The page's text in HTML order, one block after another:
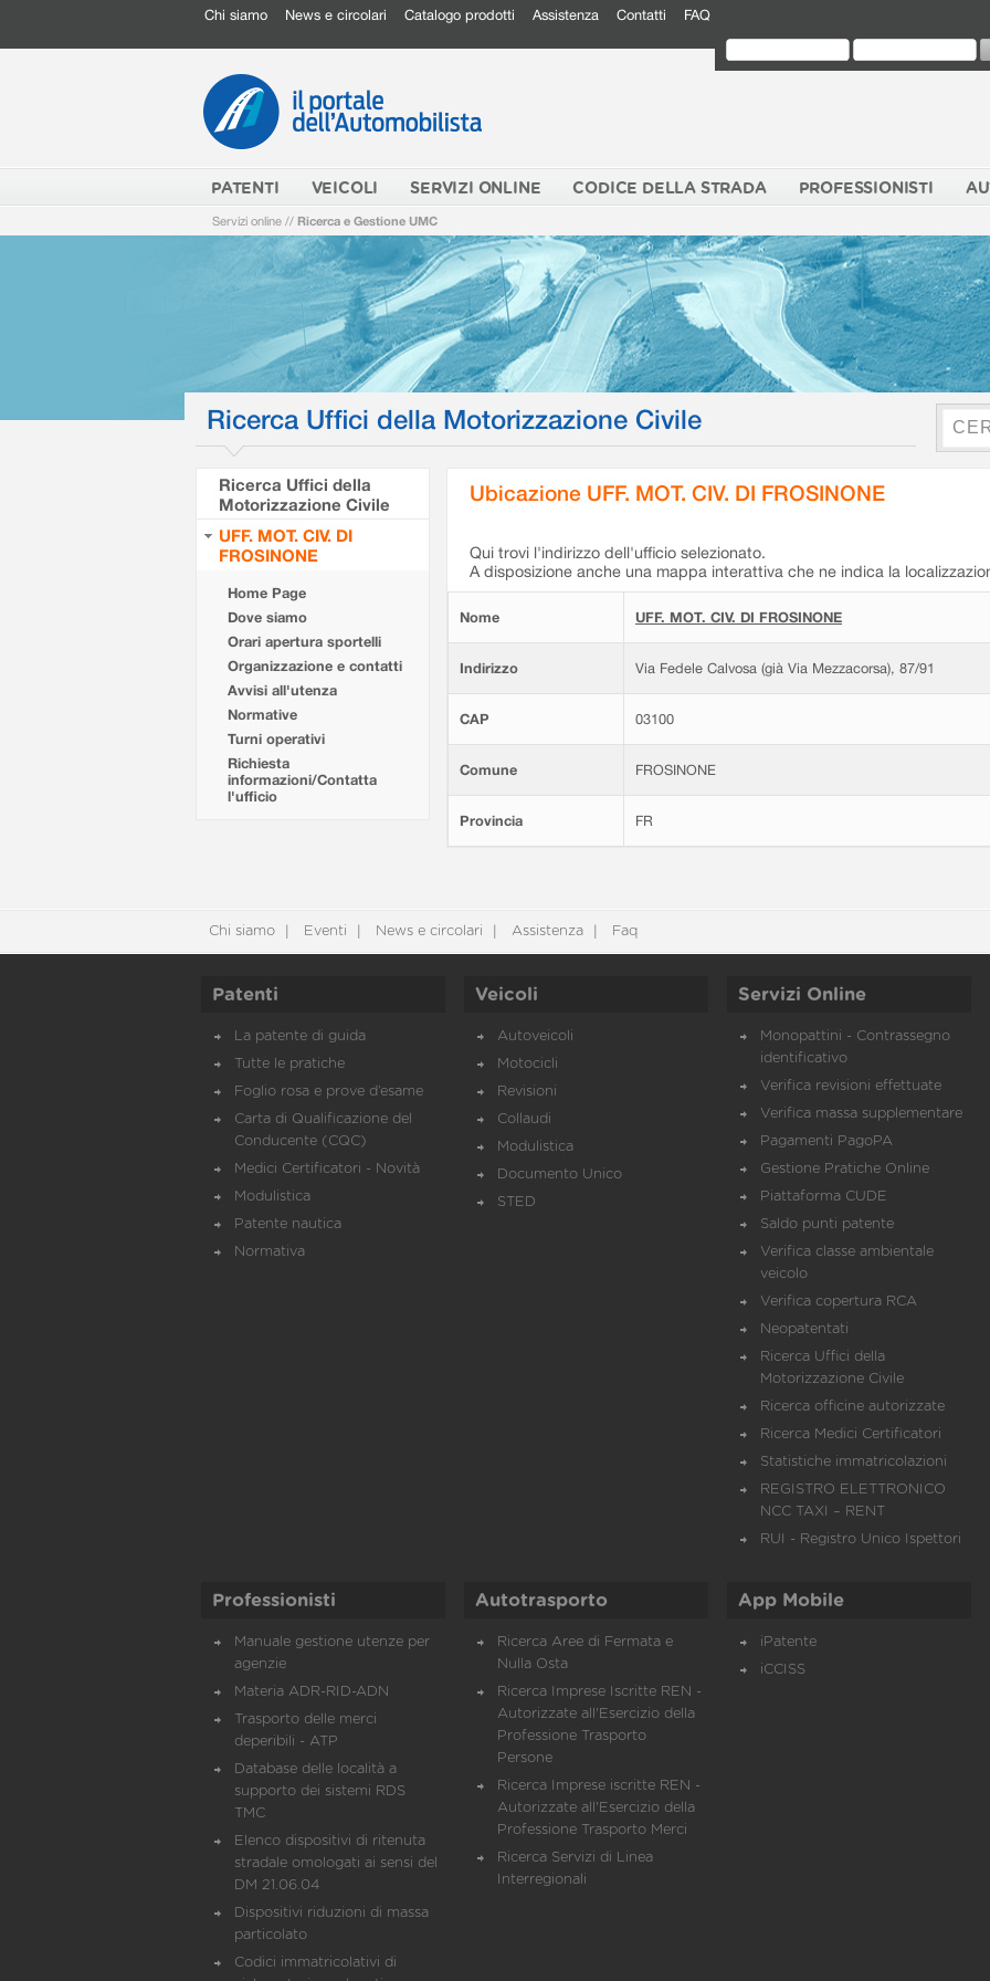
Chi siamo News e circolari Catalogo prodotti Assistenza Contatti FAQ
PATENTI VEICOLI SERVIZI ONLINE CODICE DELLA STRADA PROFESSIONISTI
Servizi online // Ricerca e Gestione UMC
Ricerca Uffici della Motorizzazione Civile
Ricerca Uffici della
Motorizzazione Civile
UFF. MOT. CIV. DI
FROSINONE
Home Page
Dove siamo
Orari apertura sportelli
Organizzazione e contatti
Avvisi all'utenza
Normative
Turni operativi
Richiesta
informazioni/Contatta
l'ufficio
Ubicazione UFF. MOT. CIV. DI FROSINONE
Qui trovi l'indirizzo dell'ufficio selezionato.
A disposizione anche una mappa interattiva che ne indica la
Nome UFF. MOT. CIV. DI FROSINONE
Indirizzo Via Fedele Calvosa (già Via Mezzacorsa), 87/91
CAP 03100
Comune FROSINONE
Provincia FR
Chi siamo Eventi News e circolari Assistenza Faq
Patenti
La patente di guida
Tutte le pratiche
Foglio rosa e prove d’esame
Carta di Qualificazione del
Conducente (CQC)
Medici Certificatori - Novità
Modulistica
Patente nautica
Normativa
Veicoli
Autoveicoli
Motocicli
Revisioni
Collaudi
Modulistica
Documento Unico
STED
Servizi Online
Monopattini - Contrassegno
identificativo
Verifica revisioni effettuate
Verifica massa supplementare
Pagamenti PagoPA
Gestione Pratiche Online
Piattaforma CUDE
Saldo punti patente
Verifica classe ambientale
veicolo
Verifica copertura RCA
Neopatentati
Ricerca Uffici della
Motorizzazione Civile
Ricerca officine autorizzate
Ricerca Medici Certificatori
Statistiche immatricolazioni
REGISTRO ELETTRONICO
NCC TAXI – RENT
RUI - Registro Unico Ispettori
Professionisti
Manuale gestione utenze per
agenzie
Materia ADR-RID-ADN
Trasporto delle merci
deperibili - ATP
Database delle località a
supporto dei sistemi RDS
TMC
Elenco dispositivi di ritenuta
stradale omologati ai sensi del
DM 21.06.04
Dispositivi riduzioni di massa
particolato
Codici immatricolativi di
Autotrasporto
Ricerca Aree di Fermata e
Nulla Osta
Ricerca Imprese Iscritte REN -
Autorizzate all'Esercizio della
Professione Trasporto
Persone
Ricerca Imprese iscritte REN -
Autorizzate all'Esercizio della
Professione Trasporto Merci
Ricerca Servizi di Linea
Interregionali
App Mobile
iPatente
iCCISS